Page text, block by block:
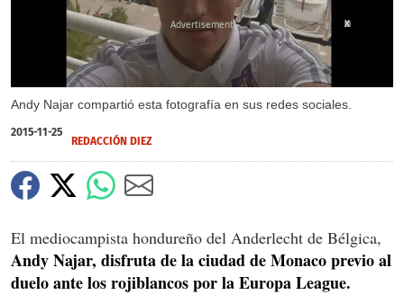
Andy Najar compartió esta fotografía en sus redes sociales.
X
2015-11-25
REDACCIÓN DIEZ
El mediocampista hondureño del Anderlecht de Bélgica,
Andy Najar, disfruta de la ciudad de Monaco previo al
duelo ante los rojiblancos por la Europa League.